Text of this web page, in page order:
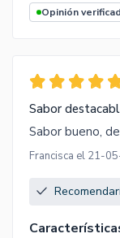
Opinión
Sabor
Sabor bueno,
Francisca el 21-